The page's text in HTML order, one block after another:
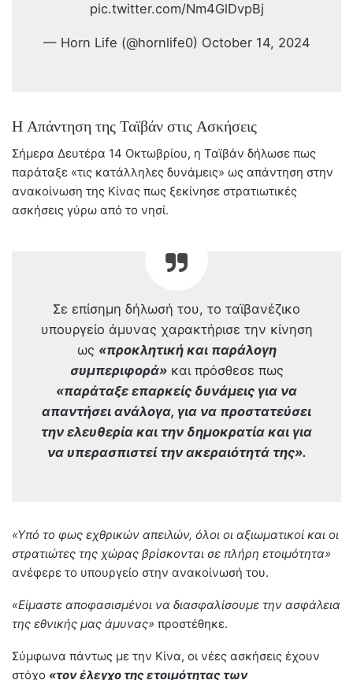
pic.twitter.com/Nm4GlDvpBj
— Horn Life (@hornlife0) October 14, 2024
Η Απάντηση της Ταϊβάν στις Ασκήσεις
Σήμερα Δευτέρα 14 Οκτωβρίου, η Ταϊβάν δήλωσε πως
παράταξε «τις κατάλληλες δυνάμεις» ως απάντηση στην
ανακοίνωση της Κίνας πως ξεκίνησε στρατιωτικές
ασκήσεις γύρω από το νησί.
Σε επίσημη δήλωσή του, το ταϊβανέζικο
υπουργείο άμυνας χαρακτήρισε την κίνηση
ως «προκλητική και παράλογη
συμπεριφορά»και πρόσθεσε πως
«παράταξε επαρκείς δυνάμεις για να
απαντήσει ανάλογα, για να προστατεύσει
την ελευθερία και την δημοκρατία και για
να υπερασπιστεί την ακεραιότητά της».
«Υπό το φως εχθρικών απειλών, όλοι οι αξιωματικοί και οι
στρατιώτες της χώρας βρίσκονται σε πλήρη ετοιμότητα»
ανέφερε το υπουργείο στην ανακοίνωσή του.
«Είμαστε αποφασισμένοι να διασφαλίσουμε την ασφάλεια
της εθνικής μας άμυνας» προστέθηκε.
Σύμφωνα πάντως με την Κίνα, οι νέες ασκήσεις έχουν
στόχο «τον έλεγχο της ετοιμότητας των